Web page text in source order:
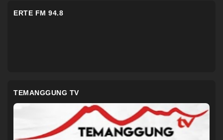
ERTE FM 94.8
TEMANGGUNG TV